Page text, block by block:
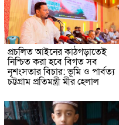
প্রচলিত আইনের কাঠগড়াতেই
নিশ্চিত করা হবে বিগত সব
নৃশংসতার বিচার: ভূমি ও পার্বত্য
চট্টগ্রাম প্রতিমন্ত্রী মীর হেলাল